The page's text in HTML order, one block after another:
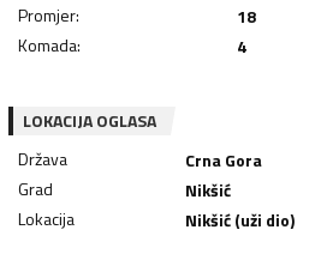
Promjer:
18
Komada: 4
LOKACIJA OGLASA
Država
Crna Gora
Grad
Nikšić
Lokacija
Nikšić (uži dio)